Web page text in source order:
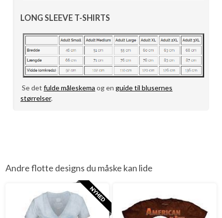
LONG SLEEVE T-SHIRTS
Se detfulde måleskema og enguide til blusernes
størrelser.
Andre flotte designs du måske kan lide